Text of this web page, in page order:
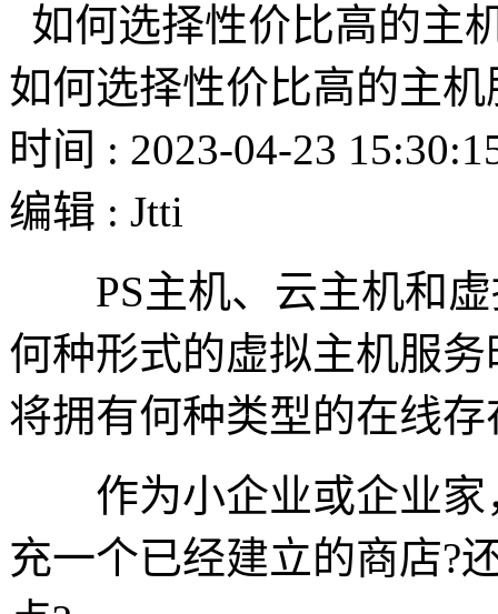
如何选择性价比高的主
如何选择性价比高的主机
时间 : 2023-04-23
编辑 : Jtti
PS主机、云主机和虚
何种形式的虚拟主机服
将拥有何种类型的在线存
作为小企业或企业家
充一个已经建立的商店?